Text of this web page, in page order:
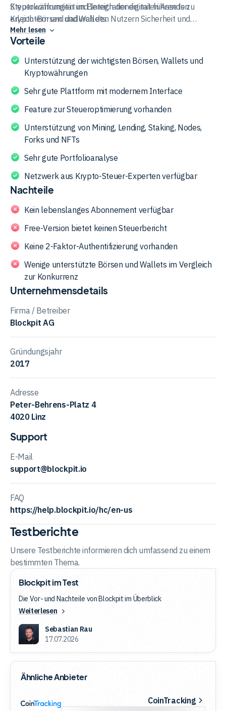
Kryptowährungen und Integrationen mit führenden
Krypto-Börsen und Wallets.
Steuerkonformität im Bereich der digitalen Assets zu
erleichtern und dadurch den Nutzern Sicherheit und
Transparenz zu bieten.
Mehr lesen
Vorteile
Unterstützung der wichtigsten Börsen, Wallets und
Kryptowährungen
Sehr gute Plattform mit modernem Interface
Feature zur Steueroptimierung vorhanden
Unterstützung von Mining, Lending, Staking, Nodes,
Forks und NFTs
Sehr gute Portfolioanalyse
Netzwerk aus Krypto-Steuer-Experten verfügbar
Nachteile
Kein lebenslanges Abonnement verfügbar
Free-Version bietet keinen Steuerbericht
Keine 2-Faktor-Authentifizierung vorhanden
Wenige unterstützte Börsen und Wallets im Vergleich
zur Konkurrenz
Unternehmensdetails
Firma / Betreiber
Blockpit AG
Gründungsjahr
2017
Adresse
Peter-Behrens-Platz 4
4020 Linz
Support
E-Mail
support@blockpit.io
FAQ
https://help.blockpit.io/hc/en-us
Testberichte
Unsere Testberichte informieren dich umfassend zu einem
bestimmten Thema.
Blockpit
Test
Blockpit im Test
Die Vor- und Nachteile von Blockpit im Überblick
Weiterlesen
Sebastian Rau
17.07.2026
Ähnliche Anbieter
CoinTracking